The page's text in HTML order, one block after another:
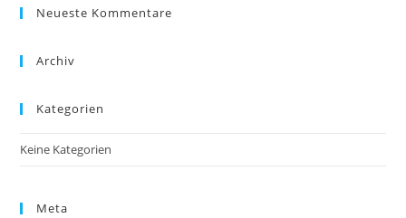
Neueste Kommentare
Archiv
Kategorien
Keine Kategorien
Meta